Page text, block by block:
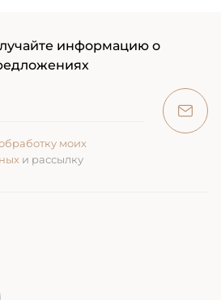
информацию о
моих
и рассылку